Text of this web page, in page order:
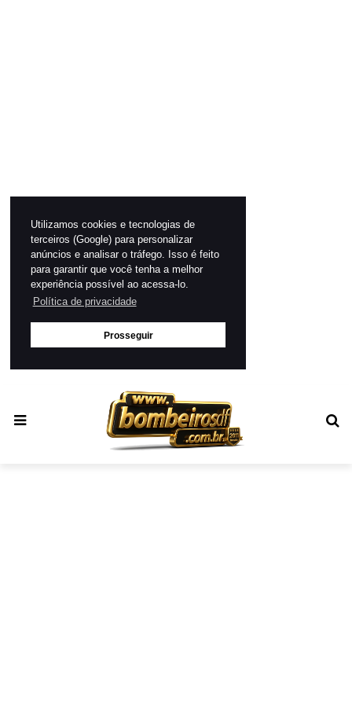
Utilizamos cookies e tecnologias de
terceiros (Google) para personalizar
anúncios e analisar o tráfego. Isso é feito
para garantir que você tenha a melhor
experiência possível ao acessa-lo.
Política de privacidade
Prosseguir